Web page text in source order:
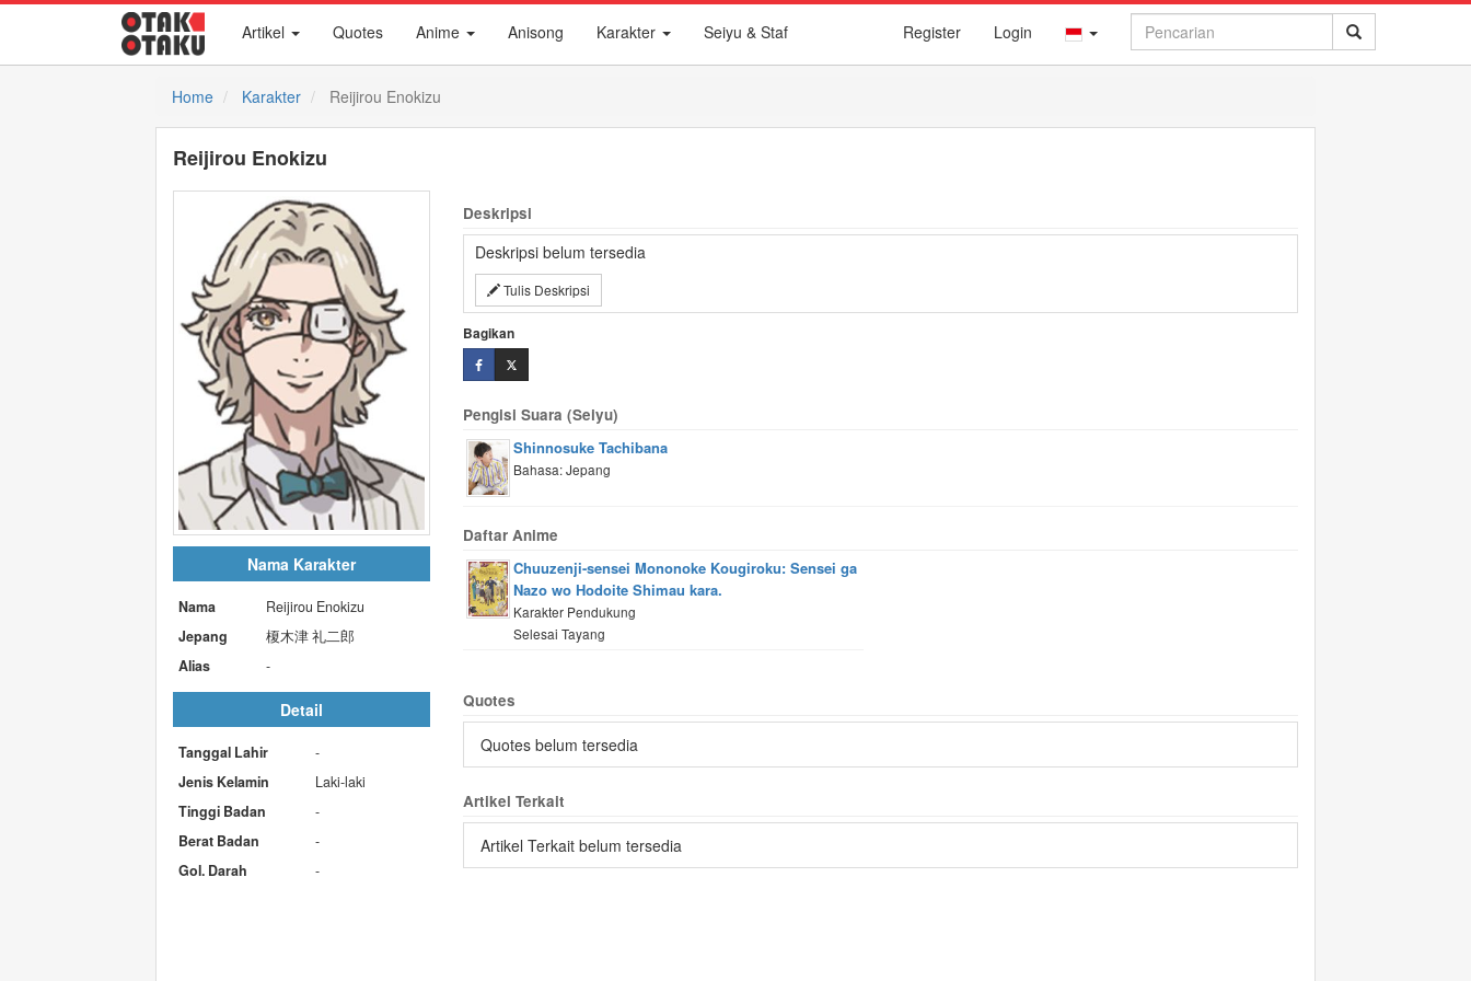
Register Login
Artikel Quotes Anime Anisong Karakter Seiyu & Staf
Home Karakter Reijirou Enokizu
Reijirou Enokizu
Nama Karakter
Nama
Reijirou Enokizu
Jepang
榎木津 礼二郎
Alias
-
Detail
Tanggal Lahir
-
Jenis Kelamin
Laki-laki
Tinggi Badan
-
Berat Badan
-
Gol. Darah
-
Deskripsi
Deskripsi belum tersedia
Tulis Deskripsi
Bagikan
Pengisi Suara (Seiyu)
Shinnosuke Tachibana
Bahasa: Jepang
Daftar Anime
Chuuzenji-sensei Mononoke Kougiroku: Sensei ga
Nazo wo Hodoite Shimau kara.
Karakter Pendukung
Selesai Tayang
Quotes
Quotes belum tersedia
Artikel Terkait
Artikel Terkait belum tersedia